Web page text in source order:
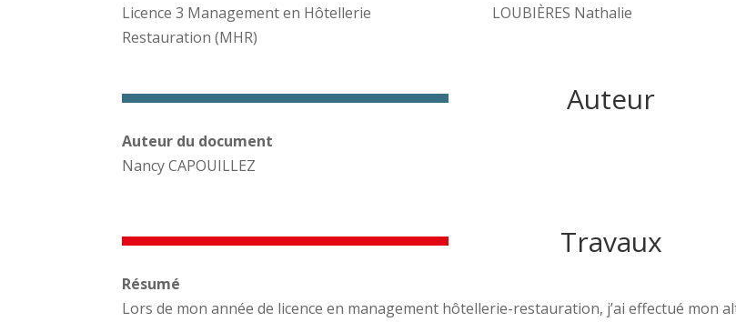
Licence 3 Management en Hôtellerie
Restauration (MHR)
LOUBIÈRES Nathalie
Auteur
Auteur du document
Nancy CAPOUILLEZ
Travaux
Résumé
Lors de mon année de licence en management hôtellerie-restauration, j’ai effectué mon